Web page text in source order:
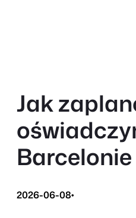
Jak
Barcelonie
2026-06-08•